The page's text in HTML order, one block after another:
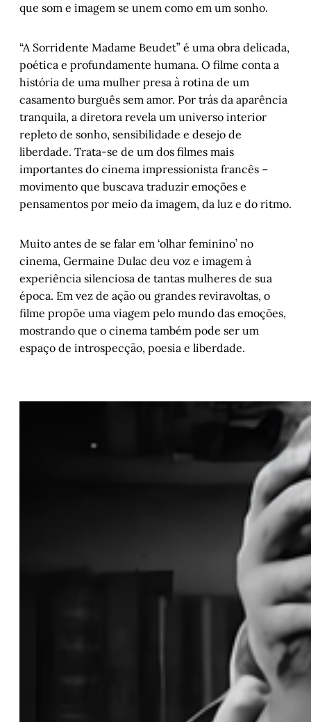
que som e imagem se unem como em um sonho.
“A Sorridente Madame Beudet” é uma obra delicada,
poética e profundamente humana. O filme conta a
história de uma mulher presa à rotina de um
casamento burguês sem amor. Por trás da aparência
tranquila, a diretora revela um universo interior
repleto de sonho, sensibilidade e desejo de
liberdade. Trata-se de um dos filmes mais
importantes do cinema impressionista francês –
movimento que buscava traduzir emoções e
pensamentos por meio da imagem, da luz e do ritmo.
Muito antes de se falar em ‘olhar feminino’ no
cinema, Germaine Dulac deu voz e imagem à
experiência silenciosa de tantas mulheres de sua
época. Em vez de ação ou grandes reviravoltas, o
filme propõe uma viagem pelo mundo das emoções,
mostrando que o cinema também pode ser um
espaço de introspecção, poesia e liberdade.